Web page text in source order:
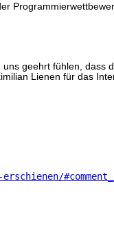
geehrt fühlen, dass
Lienen für das